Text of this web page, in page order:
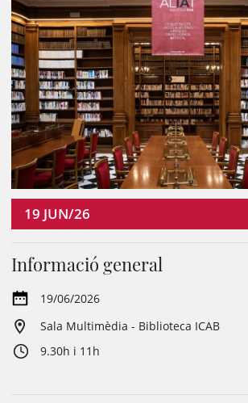
19 JUN/26
Informació general
19/06/2026
Sala Multimèdia - Biblioteca ICAB
9.30h i 11h